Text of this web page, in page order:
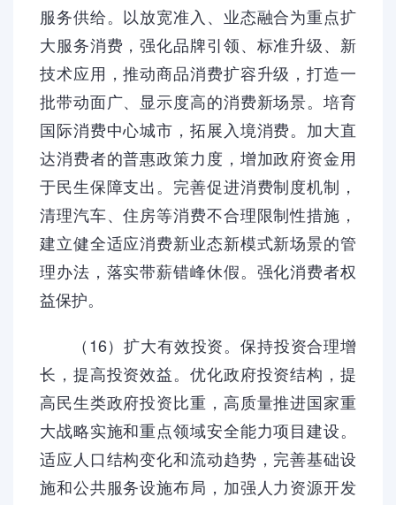
服务供给。以放宽准入、业态融合为重点扩
大服务消费，强化品牌引领、标准升级、新
技术应用，推动商品消费扩容升级，打造一
批带动面广、显示度高的消费新场景。培育
国际消费中心城市，拓展入境消费。加大直
达消费者的普惠政策力度，增加政府资金用
于民生保障支出。完善促进消费制度机制，
清理汽车、住房等消费不合理限制性措施，
建立健全适应消费新业态新模式新场景的管
理办法，落实带薪错峰休假。强化消费者权
益保护。
（16）扩大有效投资。保持投资合理增
长，提高投资效益。优化政府投资结构，提
高民生类政府投资比重，高质量推进国家重
大战略实施和重点领域安全能力项目建设。
适应人口结构变化和流动趋势，完善基础设
施和公共服务设施布局，加强人力资源开发